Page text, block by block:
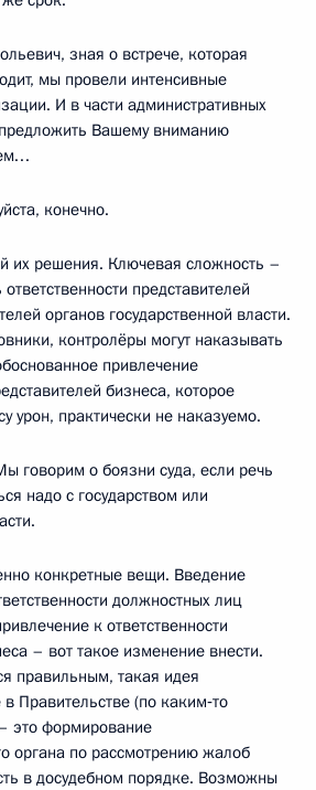
зная о встрече, которая
мы провели интенсивные
И в части административных
Вашему вниманию
конечно.
их решения. Ключевая сложность –
представителей
органов государственной власти.
контролёры могут наказывать
привлечение
бизнеса, которое
урон, практически не наказуемо.
говорим о боязни суда, если речь
надо с государством или
конкретные вещи. Введение
должностных лиц
к ответственности
– вот такое изменение внести.
правильным, такая идея
Правительстве (по каким‑то
это формирование
органа по рассмотрению жалоб
в досудебном порядке. Возможны